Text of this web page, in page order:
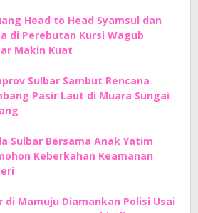
Head to Head Syamsul dan
di Perebutan Kursi Wagub
Makin Kuat
Sulbar Sambut Rencana
Pasir Laut di Muara Sungai
Sulbar Bersama Anak Yatim
Keberkahan Keamanan
di Mamuju Diamankan Polisi Usai